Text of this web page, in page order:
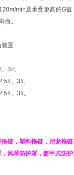
min及承受更高的G值
命。
装置
3#;
、3#;
、3#。
拖链 ， 塑料拖链 ， 尼龙拖链
， 风琴防护罩 ， 盔甲式防